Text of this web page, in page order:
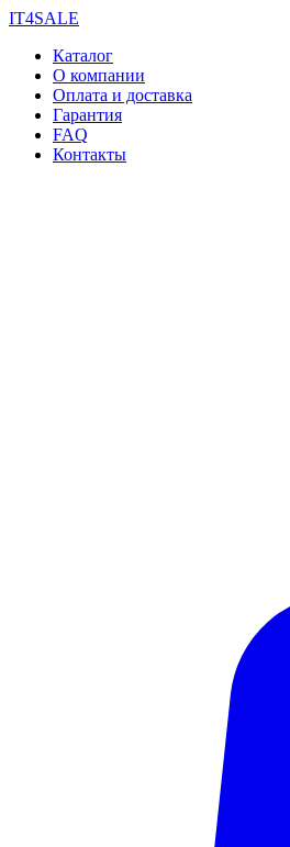
IT4SALE
Каталог
О компании
Оплата и доставка
Гарантия
FAQ
Контакты